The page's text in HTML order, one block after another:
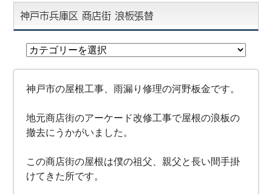
神戸市兵庫区 商店街 浪板張替
神戸市の屋根工事、雨漏り修理の河野板金です。
地元商店街のアーケード改修工事で屋根の浪板の
撤去にうかがいました。
この商店街の屋根は僕の祖父、親父と長い間手掛
けてきた所です。